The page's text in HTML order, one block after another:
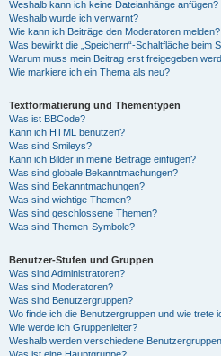
Weshalb kann ich keine Dateianhänge anfügen?
Weshalb wurde ich verwarnt?
Wie kann ich Beiträge den Moderatoren melden?
Was bewirkt die „Speichern“-Schaltfläche beim
Warum muss mein Beitrag erst freigegeben
Wie markiere ich ein Thema als neu?
Textformatierung und Thementypen
Was ist BBCode?
Kann ich HTML benutzen?
Was sind Smileys?
Kann ich Bilder in meine Beiträge einfügen?
Was sind globale Bekanntmachungen?
Was sind Bekanntmachungen?
Was sind wichtige Themen?
Was sind geschlossene Themen?
Was sind Themen-Symbole?
Benutzer-Stufen und Gruppen
Was sind Administratoren?
Was sind Moderatoren?
Was sind Benutzergruppen?
Wo finde ich die Benutzergruppen und wie trete
Wie werde ich Gruppenleiter?
Weshalb werden verschiedene